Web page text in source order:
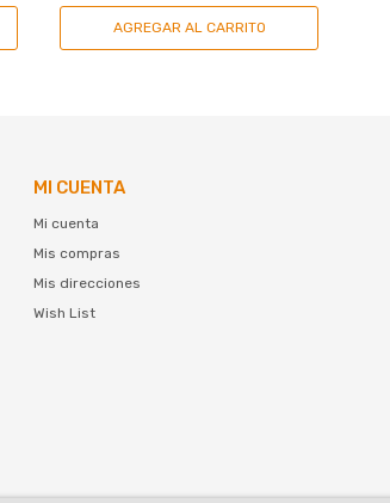
MI CUENTA
Mi cuenta
Mis compras
Mis direcciones
Wish List